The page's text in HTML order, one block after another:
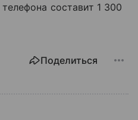
составит 1 300
Поделиться